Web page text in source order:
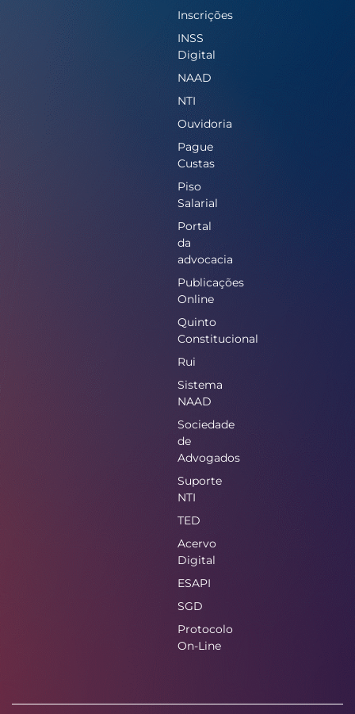
Inscrições
INSS
Digital
NAAD
NTI
Ouvidoria
Pague
Custas
Piso
Salarial
Portal
da
advocacia
Publicações
Online
Quinto
Constitucional
Rui
Sistema
NAAD
Sociedade
de
Advogados
Suporte
NTI
TED
Acervo
Digital
ESAPI
SGD
Protocolo
On-Line